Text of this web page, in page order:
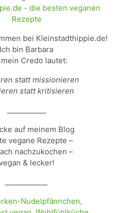
bei Kleinstadthippie.de!
Ich bin Barbara
Credo lautet:
statt missionieren
statt kritisieren
auf meinem Blog
vegane Rezepte –
nachzukochen –
& lecker!